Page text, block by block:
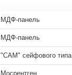
МДФ-панель
МДФ-панель
"САМ" сейфового типа
Мосрентген